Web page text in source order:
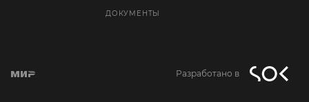
ДОКУМЕНТЫ
Разработано в